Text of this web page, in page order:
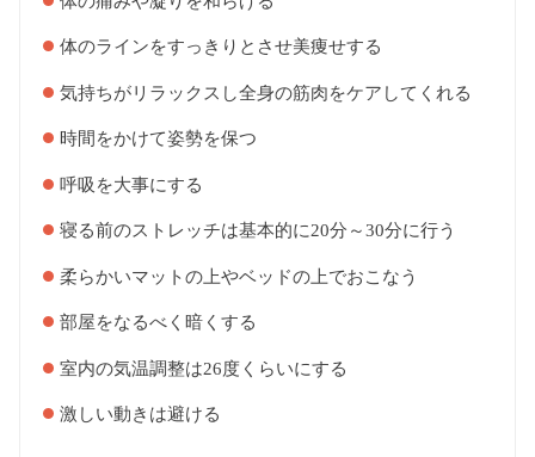
体のラインをすっきりとさせ美痩せする
気持ちがリラックスし全身の筋肉をケアしてくれる
時間をかけて姿勢を保つ
呼吸を大事にする
寝る前のストレッチは基本的に20分～30分に行う
柔らかいマットの上やベッドの上でおこなう
部屋をなるべく暗くする
室内の気温調整は26度くらいにする
激しい動きは避ける